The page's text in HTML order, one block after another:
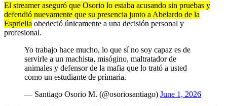
El streamer aseguró que Osorio lo estaba acusando sin pruebas y
defendió nuevamente que su presencia junto a Abelardo de la
Espriella obedeció únicamente a una decisión personal y
profesional.
Yo trabajo hace mucho, lo que sí no soy capaz es de
servirle a un machista, misógino, maltratador de
animales y defensor de la mafia que lo trató a usted
como un estudiante de primaria.
— Santiago Osorio M. (@osoriosantiago) June 1, 2026